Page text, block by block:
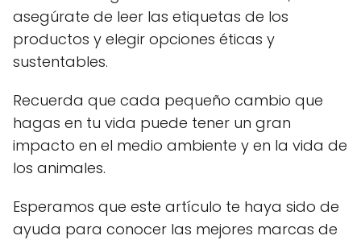
asegúrate de leer las etiquetas de los
productos y elegir opciones éticas y
sustentables.
Recuerda que cada pequeño cambio que
hagas en tu vida puede tener un gran
impacto en el medio ambiente y en la vida de
los animales.
Esperamos que este artículo te haya sido de
ayuda para conocer las mejores marcas de